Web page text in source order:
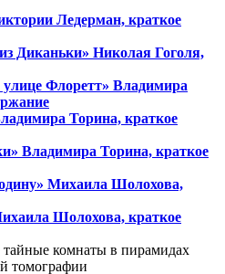
Ледерман, краткое
Диканьки» Николая Гоголя,
Флоретт» Владимира
Торина, краткое
Владимира Торина, краткое
Михаила Шолохова,
Шолохова, краткое